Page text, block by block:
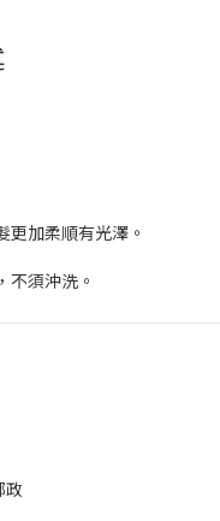
加柔順有光澤。
不須沖洗。
政